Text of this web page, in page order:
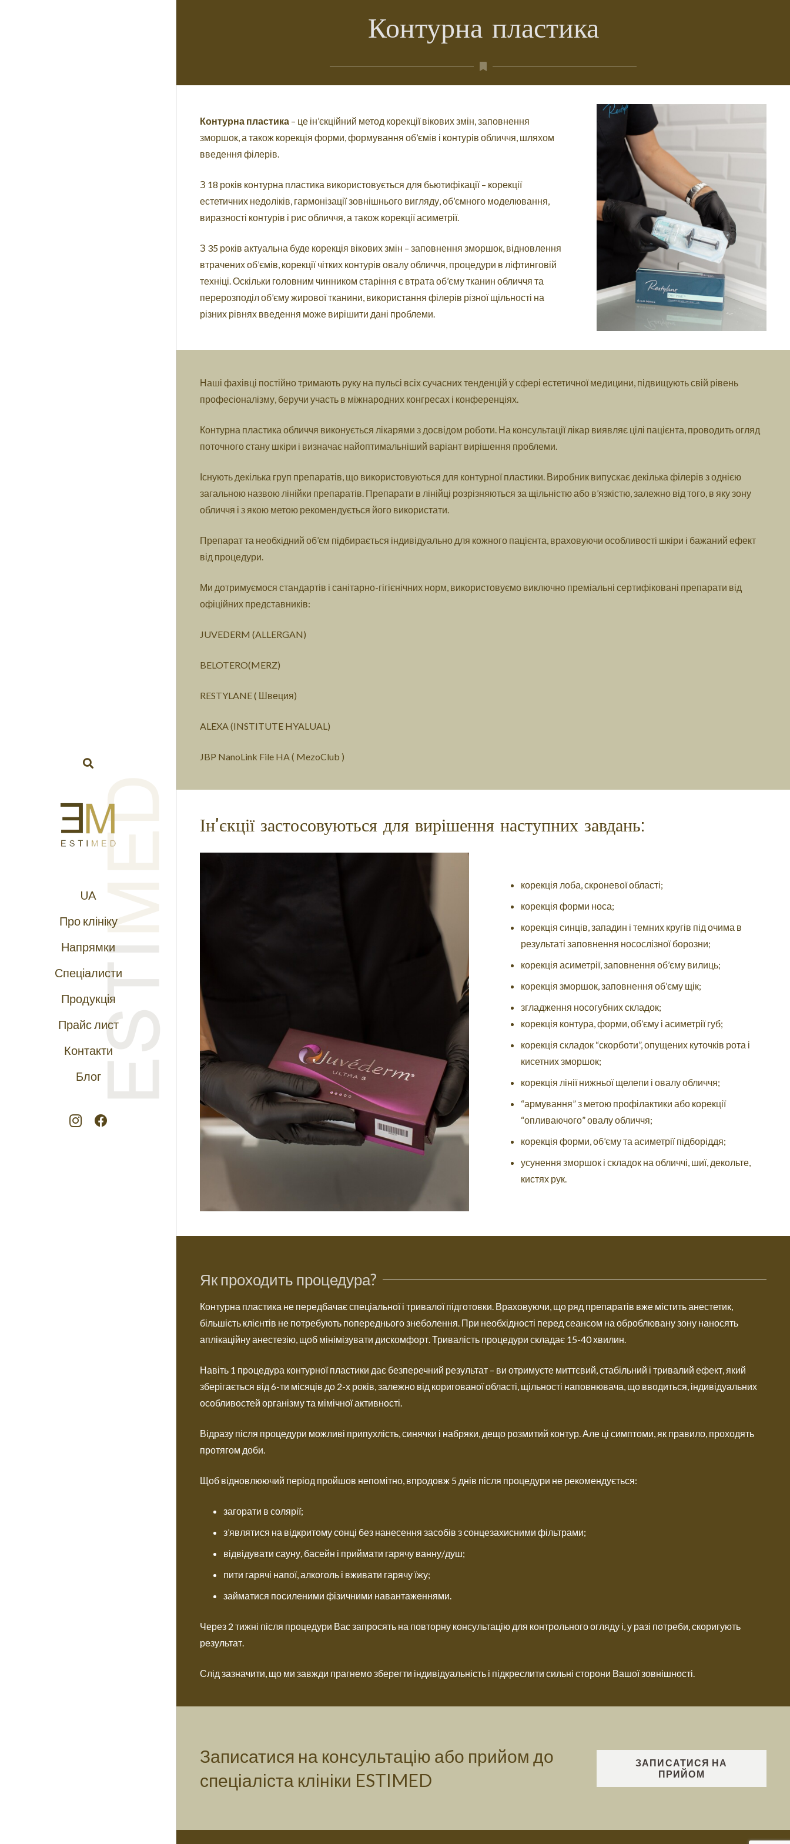
UA
Про клініку
Напрямки
Спеціалисти
Продукція
Прайс лист
Контакти
Блог
Контурна пластика
Контурна пластика – це ін’єкційний метод корекції вікових змін, заповнення
зморшок, а також корекція форми, формування об’ємів і контурів обличчя, шляхом
введення філерів.
З 18 років контурна пластика використовується для бьютифікації – корекції
естетичних недоліків, гармонізації зовнішнього вигляду, об’ємного моделювання,
виразності контурів і рис обличчя, а також корекції асиметрії.
З 35 років актуальна буде корекція вікових змін – заповнення зморшок, відновлення
втрачених об’ємів, корекції чітких контурів овалу обличчя, процедури в ліфтинговій
техніці. Оскільки головним чинником старіння є втрата об’єму тканин обличчя та
перерозподіл об’єму жирової тканини, використання філерів різної щільності на
різних рівнях введення може вирішити дані проблеми.
Наші фахівці постійно тримають руку на пульсі всіх сучасних тенденцій у сфері естетичної медицини, підвищують свій рівень
професіоналізму, беручи участь в міжнародних конгресах і конференціях.
Контурна пластика обличчя виконується лікарями з досвідом роботи. На консультації лікар виявляє цілі пацієнта, проводить огляд
поточного стану шкіри і визначає найоптимальніший варіант вирішення проблеми.
Існують декілька груп препаратів, що використовуються для контурної пластики. Виробник випускає декілька філерів з однією
загальною назвою лінійки препаратів. Препарати в лінійці розрізняються за щільністю або в’язкістю, залежно від того, в яку зону
обличчя і з якою метою рекомендується його використати.
Препарат та необхідний об’єм підбирається індивідуально для кожного пацієнта, враховуючи особливості шкіри і бажаний ефект
від процедури.
Ми дотримуємося стандартів і санітарно-гігієнічних норм, використовуємо виключно преміальні сертифіковані препарати від
офіційних представників:
JUVEDERM (ALLERGAN)
BELOTERO(MERZ)
RESTYLANE ( Швеция)
ALEXA (INSTITUTE HYALUAL)
JBP NanoLink File HA ( MezoClub )
Ін'єкції застосовуються для вирішення наступних завдань:
корекція лоба, скроневої області;
корекція форми носа;
корекція синців, западин і темних кругів під очима в
результаті заповнення носослізної борозни;
корекція асиметрії, заповнення об’єму вилиць;
корекція зморшок, заповнення об’єму щік;
згладження носогубних складок;
корекція контура, форми, об’єму і асиметрії губ;
корекція складок “скорботи”, опущених куточків рота і
кисетних зморшок;
корекція лінії нижньої щелепи і овалу обличчя;
“армування” з метою профілактики або корекції
“опливаючого” овалу обличчя;
корекція форми, об’єму та асиметрії підборіддя;
усунення зморшок і складок на обличчі, шиї, декольте,
кистях рук.
Як проходить процедура?
Контурна пластика не передбачає спеціальної і тривалої підготовки. Враховуючи, що ряд препаратів вже містить анестетик,
більшість клієнтів не потребують попереднього знеболення. При необхідності перед сеансом на оброблювану зону наносять
аплікаційну анестезію, щоб мінімізувати дискомфорт. Тривалість процедури складає 15-40 хвилин.
Навіть 1 процедура контурної пластики дає безперечний результат – ви отримуєте миттєвий, стабільний і тривалий ефект, який
зберігається від 6-ти місяців до 2-х років, залежно від коригованої області, щільності наповнювача, що вводиться, індивідуальних
особливостей організму та мімічної активності.
Відразу після процедури можливі припухлість, синячки і набряки, дещо розмитий контур. Але ці симптоми, як правило, проходять
протягом доби.
Щоб відновлюючий період пройшов непомітно, впродовж 5 днів після процедури не рекомендується:
загорати в солярії;
з’являтися на відкритому сонці без нанесення засобів з сонцезахисними фільтрами;
відвідувати сауну, басейн і приймати гарячу ванну/душ;
пити гарячі напої, алкоголь і вживати гарячу їжу;
займатися посиленими фізичними навантаженнями.
Через 2 тижні після процедури Вас запросять на повторну консультацію для контрольного огляду і, у разі потреби, скоригують
результат.
Слід зазначити, що ми завжди прагнемо зберегти індивідуальність і підкреслити сильні сторони Вашої зовнішності.
Записатися на консультацію або прийом до
спеціаліста клініки ESTIMED
ЗАПИСАТИСЯ НА
ПРИЙОМ